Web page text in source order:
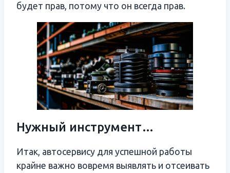
будет прав, потому что он всегда прав.
Нужный инструмент…
Итак, автосервису для успешной работы
крайне важно вовремя выявлять и отсеивать